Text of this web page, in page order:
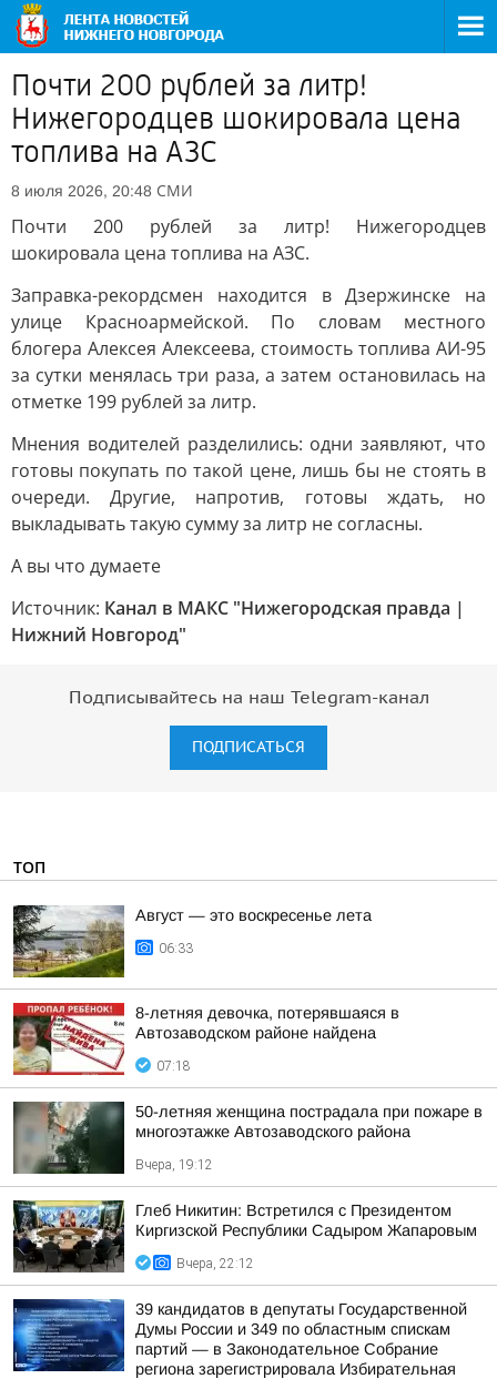
Почти 200 рублей за литр!
Нижегородцев шокировала цена
топлива на АЗС
8 июля 2026, 20:48 СМИ
Почти 200 рублей за литр! Нижегородцев
шокировала цена топлива на АЗС.
Заправка-рекордсмен находится в Дзержинске на
улице Красноармейской. По словам местного
блогера Алексея Алексеева, стоимость топлива АИ-95
за сутки менялась три раза, а затем остановилась на
отметке 199 рублей за литр.
Мнения водителей разделились: одни заявляют, что
готовы покупать по такой цене, лишь бы не стоять в
очереди. Другие, напротив, готовы ждать, но
выкладывать такую сумму за литр не согласны.
А вы что думаете
Источник: Канал в МАКС "Нижегородская правда |
Нижний Новгород"
Подписывайтесь на наш Telegram-канал
ПОДПИСАТЬСЯ
ТОП
Август — это воскресенье лета
06:33
8-летняя девочка, потерявшаяся в
Автозаводском районе найдена
07:18
50-летняя женщина пострадала при пожаре в
многоэтажке Автозаводского района
Вчера, 19:12
Глеб Никитин: Встретился с Президентом
Киргизской Республики Садыром Жапаровым
Вчера, 22:12
39 кандидатов в депутаты Государственной
Думы России и 349 по областным спискам
партий — в Законодательное Собрание
региона зарегистрировала Избирательная